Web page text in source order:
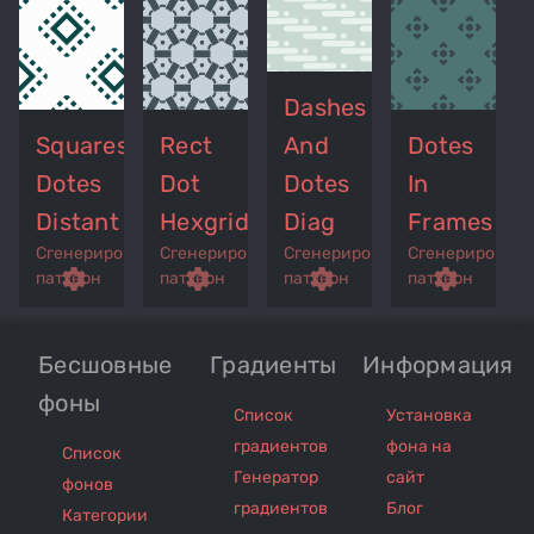
Squares
Dotes
Distant
Сгенерированный
паттерн
settings
Rect
Dot
Hexgrid
Сгенерированный
паттерн
remove_red_eye get_app settings
Dashes
And
Dotes
Diag
Сгенерированный
паттерн
remove_red_eye get_app settings
Dotes
In
Frames
паттерн
remove_red_eye get_app settings
Бесшовные
фоны
Список
фонов
Категории
Градиенты
Список
градиентов
Генератор
градиентов
Информация
Установка
фона на
сайт
Блог